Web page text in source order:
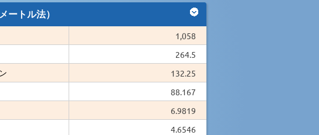
ートル法）
1,058
264.5
132.25
88.167
6.9819
4.6546